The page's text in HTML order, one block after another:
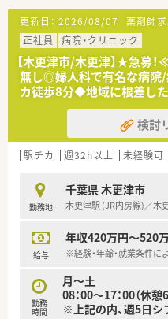
更新日： 2026/08/07 薬剤師求
正社員
病院・クリニック
【木更津市/木更津】★急
無し◎婦人科で有名な病院
カ徒歩8分◆地域に根差した
検討
駅チカ 週32h以上 未経験可
勤務地
千葉県 木更津市
木更津駅 (JR内房線)／木
給与
年収420万円～520
※経験・年齢・就業条件に
勤務
時間
月～土
08：00～17：00（休憩
※上記の内、週5日シ